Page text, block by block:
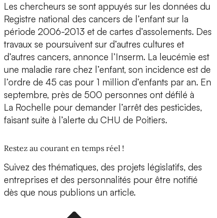
Les chercheurs se sont appuyés sur les données du
Registre national des cancers de l’enfant sur la
période 2006-2013 et de cartes d’assolements. Des
travaux se poursuivent sur d’autres cultures et
d’autres cancers, annonce l’Inserm. La leucémie est
une maladie rare chez l’enfant, son incidence est de
l’ordre de 45 cas pour 1 million d’enfants par an. En
septembre, près de 500 personnes ont défilé à
La Rochelle pour demander l’arrêt des pesticides,
faisant suite à l’alerte du CHU de Poitiers.
Restez au courant en temps réel !
Suivez des thématiques, des projets législatifs, des
entreprises et des personnalités pour être notifié
dès que nous publions un article.